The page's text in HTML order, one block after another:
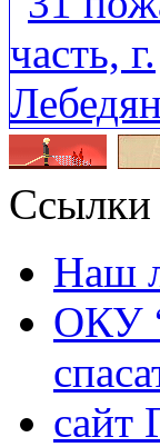
Ссылки
Наш
ОКУ
сайт